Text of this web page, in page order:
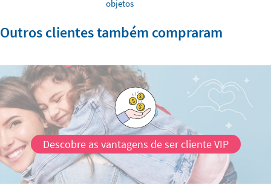
objetos
Outros clientes também compraram
Descobre as vantagens de ser cliente VIP